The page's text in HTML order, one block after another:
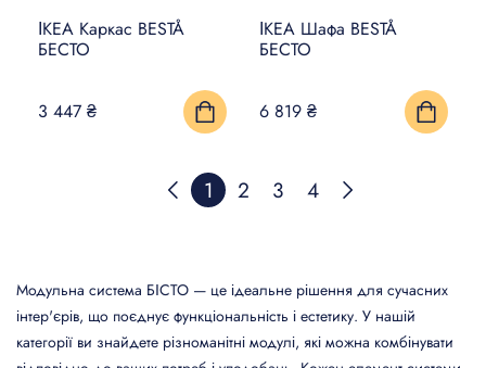
ІКЕА Каркас BESTÅ
БЕСТО
3 447 ₴
ІКЕА Шафа BESTÅ
БЕСТО
6 819 ₴
1 2 3 4
Модульна система БІСТО — це ідеальне рішення для сучасних
інтер'єрів, що поєднує функціональність і естетику. У нашій
категорії ви знайдете різноманітні модулі, які можна комбінувати